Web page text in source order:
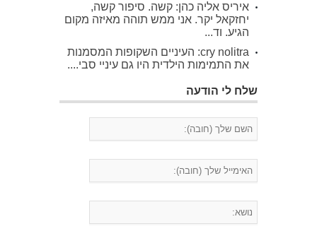
איריס אליה כהן: קשה. סיפור קשה,
יחזקאל יקר. אני ממש תוהה מאיזה מקום
הגיע. וד...
cry nolitra: העיניים השקופות המסמנות
את התמימות הילדית היו גם עיניי סבי....
שלח לי הודעה